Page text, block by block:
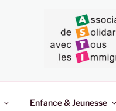
Enfance & Jeunesse